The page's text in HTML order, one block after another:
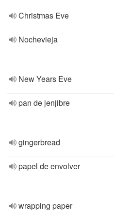
Christmas Eve
Nochevieja
New Years Eve
pan de jenjibre
gingerbread
papel de envolver
wrapping paper